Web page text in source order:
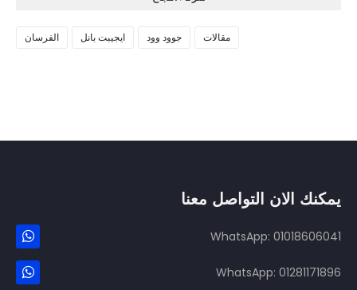
الفرسان ايجيبت بانل جوود وود مقالات
يمكنك الان التواصل معنا
WhatsApp: 01018606041
WhatsApp: 01281171896